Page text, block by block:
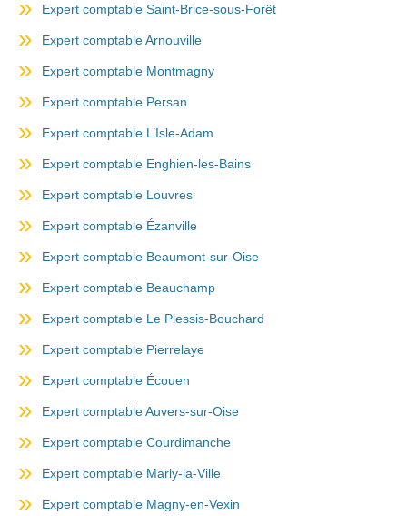
Expert comptable Saint-Brice-sous-Forêt
Expert comptable Arnouville
Expert comptable Montmagny
Expert comptable Persan
Expert comptable L’Isle-Adam
Expert comptable Enghien-les-Bains
Expert comptable Louvres
Expert comptable Ézanville
Expert comptable Beaumont-sur-Oise
Expert comptable Beauchamp
Expert comptable Le Plessis-Bouchard
Expert comptable Pierrelaye
Expert comptable Écouen
Expert comptable Auvers-sur-Oise
Expert comptable Courdimanche
Expert comptable Marly-la-Ville
Expert comptable Magny-en-Vexin